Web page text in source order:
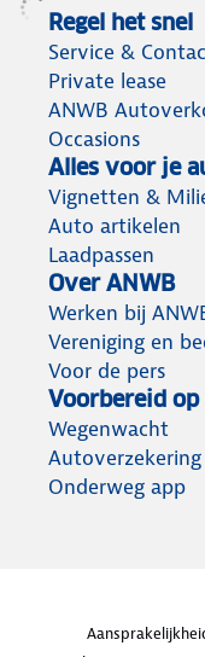
Regel het snel
Service &
Private lease
ANWB
Occasions
Alles voor je
Vignetten &
Auto artikelen
Laadpassen
Over ANWB
Werken bij
Vereniging en
Voor de pers
Voorbereid op
Wegenwacht
Autoverzekering
Onderweg app